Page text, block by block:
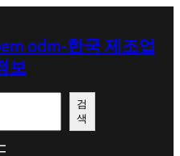
odm-한국 제조업
보
검
색